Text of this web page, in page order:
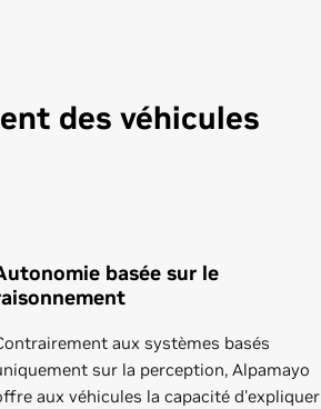
des véhicules
basée sur le
aux systèmes basés
sur la perception, Alpamayo
aux véhicules la capacité d'expliquer